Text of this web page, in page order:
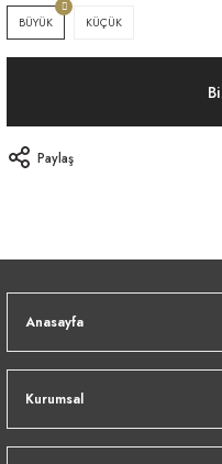
BÜYÜK KÜÇÜK
Paylaş
Anasayfa
Kurumsal